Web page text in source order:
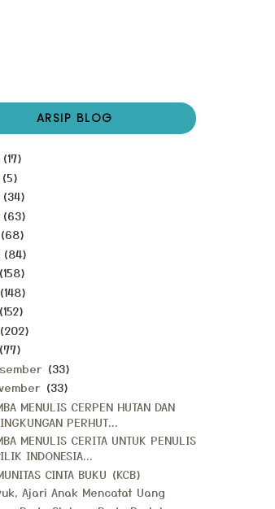
ARSIP BLOG
(17)
(5)
(34)
(63)
(68)
(84)
(158)
(148)
(152)
(202)
(77)
(33)
(33)
MENULIS CERPEN HUTAN DAN
PERHUT...
MENULIS CERITA UNTUK PENULIS
INDONESIA...
CINTA BUKU (KCB)
Ajari Anak Mencatat Uang